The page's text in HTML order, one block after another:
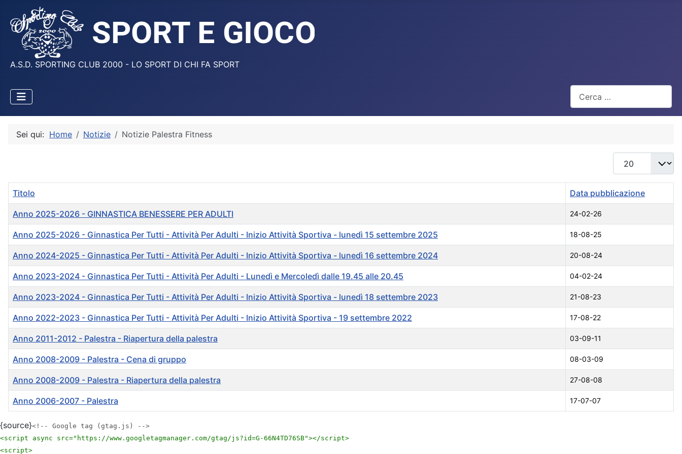
A.S.D. SPORTING CLUB 2000 - LO SPORT DI CHI FA SPORT
Sei qui: Home Notizie Notizie Palestra Fitness
Visualizza #
Titolo Data pubblicazione
Anno 2025-2026 - GINNASTICA BENESSERE PER ADULTI 24-02-26
Anno 2025-2026 - Ginnastica Per Tutti - Attività Per Adulti - Inizio Attività Sportiva - lunedì 15 settembre 2025 18-08-25
Anno 2024-2025 - Ginnastica Per Tutti - Attività Per Adulti - Inizio Attività Sportiva - lunedì 16 settembre 2024 20-08-24
Anno 2023-2024 - Ginnastica Per Tutti - Attività Per Adulti - Lunedì e Mercoledì dalle 19.45 alle 20.45 04-02-24
Anno 2023-2024 - Ginnastica Per Tutti - Attività Per Adulti - Inizio Attività Sportiva - lunedì 18 settembre 2023 21-08-23
Anno 2022-2023 - Ginnastica Per Tutti - Attività Per Adulti - Inizio Attività Sportiva - 19 settembre 2022 17-08-22
Anno 2011-2012 - Palestra - Riapertura della palestra 03-09-11
Anno 2008-2009 - Palestra - Cena di gruppo 08-03-09
Anno 2008-2009 - Palestra - Riapertura della palestra 27-08-08
Anno 2006-2007 - Palestra 17-07-07
{source}<!-- Google tag (gtag.js) -->
<script async src="https://www.googletagmanager.com/gtag/js?id=G-66N4TD76SB"></script>
<script>